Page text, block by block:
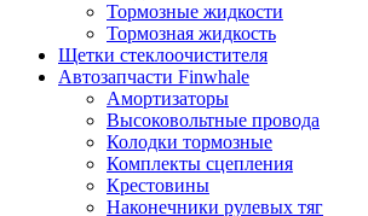
Тормозные жидкости
Тормозная жидкость
Щетки стеклоочистителя
Автозапчасти Finwhale
Амортизаторы
Высоковольтные провода
Колодки тормозные
Комплекты сцепления
Крестовины
Наконечники рулевых тяг